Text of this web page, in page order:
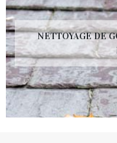
NETTOYAGE DE